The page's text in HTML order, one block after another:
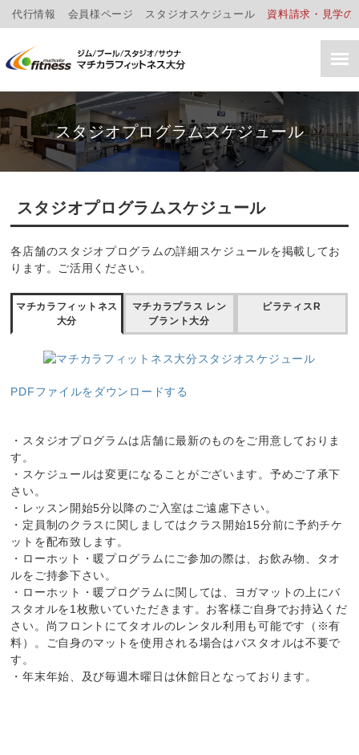
代行情報 会員様ページ スタジオスケジュール 資料請求・見学の
スタジオプログラムスケジュール
スタジオプログラムスケジュール
各店舗のスタジオプログラムの詳細スケジュールを掲載してお
ります。ご活用ください。
マチカラフィットネス
大分
マチカラプラス レン
ブラント大分
ピラティスR
PDFファイルをダウンロードする
・スタジオプログラムは店舗に最新のものをご用意しておりま
す。
・スケジュールは変更になることがございます。予めご了承下
さい。
・レッスン開始5分以降のご入室はご遠慮下さい。
・定員制のクラスに関しましてはクラス開始15分前に予約チケ
ットを配布致します。
・ローホット・暖プログラムにご参加の際は、お飲み物、タオ
ルをご持参下さい。
・ローホット・暖プログラムに関しては、ヨガマットの上にバ
スタオルを1枚敷いていただきます。お客様ご自身でお持込くだ
さい。尚フロントにてタオルのレンタル利用も可能です（※有
料）。ご自身のマットを使用される場合はバスタオルは不要で
す。
・年末年始、及び毎週木曜日は休館日となっております。